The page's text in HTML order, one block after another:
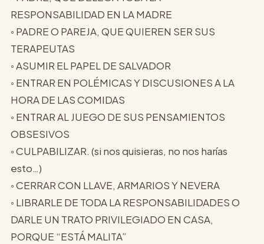
RESPONSABILIDAD EN LA MADRE
◦ PADRE O PAREJA, QUE QUIEREN SER SUS
TERAPEUTAS
◦ ASUMIR EL PAPEL DE SALVADOR
◦ ENTRAR EN POLÉMICAS Y DISCUSIONES A LA
HORA DE LAS COMIDAS
◦ ENTRAR AL JUEGO DE SUS PENSAMIENTOS
OBSESIVOS
◦ CULPABILIZAR. (si nos quisieras, no nos harías
esto…)
◦ CERRAR CON LLAVE, ARMARIOS Y NEVERA
◦ LIBRARLE DE TODA LA RESPONSABILIDADES O
DARLE UN TRATO PRIVILEGIADO EN CASA,
PORQUE “ESTÁ MALITA”